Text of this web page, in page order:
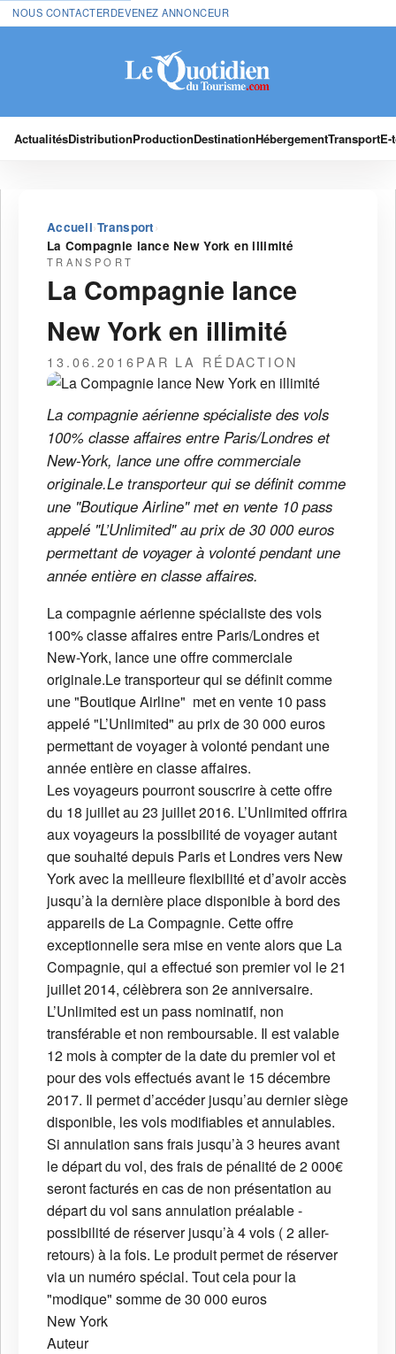
NOUS CONTACTERDEVENEZ ANNONCEUR
ActualitésDistributionProductionDestinationHébergementTransport
Accueil›Transport ›
La Compagnie lance New York en illimité
TRANSPORT
La Compagnie lance
New York en illimité
13.06.2016PAR LA RÉDACTION
La compagnie aérienne spécialiste des vols
100% classe affaires entre Paris/Londres et
New-York, lance une offre commerciale
originale.Le transporteur qui se définit comme
une "Boutique Airline" met en vente 10 pass
appelé "L’Unlimited" au prix de 30 000 euros
permettant de voyager à volonté pendant une
année entière en classe affaires.
La compagnie aérienne spécialiste des vols
100% classe affaires entre Paris/Londres et
New-York, lance une offre commerciale
originale.Le transporteur qui se définit comme
une "Boutique Airline" met en vente 10 pass
appelé "L’Unlimited" au prix de 30 000 euros
permettant de voyager à volonté pendant une
année entière en classe affaires.
Les voyageurs pourront souscrire à cette offre
du 18 juillet au 23 juillet 2016. L’Unlimited offrira
aux voyageurs la possibilité de voyager autant
que souhaité depuis Paris et Londres vers New
York avec la meilleure flexibilité et d’avoir accès
jusqu’à la dernière place disponible à bord des
appareils de La Compagnie. Cette offre
exceptionnelle sera mise en vente alors que La
Compagnie, qui a effectué son premier vol le 21
juillet 2014, célèbrera son 2e anniversaire.
L’Unlimited est un pass nominatif, non
transférable et non remboursable. Il est valable
12 mois à compter de la date du premier vol et
pour des vols effectués avant le 15 décembre
2017. Il permet d’accéder jusqu’au dernier siège
disponible, les vols modifiables et annulables.
Si annulation sans frais jusqu’à 3 heures avant
le départ du vol, des frais de pénalité de 2 000€
seront facturés en cas de non présentation au
départ du vol sans annulation préalable -
possibilité de réserver jusqu’à 4 vols ( 2 aller-
retours) à la fois. Le produit permet de réserver
via un numéro spécial. Tout cela pour la
"modique" somme de 30 000 euros
New York
Auteur